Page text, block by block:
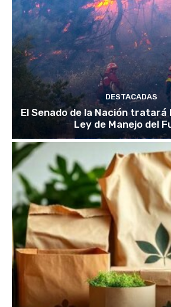
DESTACADAS
El Senado de la Nación tratará
Ley de Manejo del